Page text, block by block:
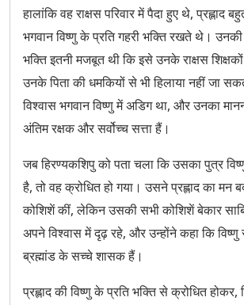
Sakkubai The Simple Devotee
Sant Eknath The Devotee of Lord
Sant Tukaram Ji Devotee of lord Vitthal
Sudama The Poor Brahmin and
Surdas Ji The devotee of lord krishna
The Divine Story of Dariyalal Dada:
and Symbol of Faith
Tulsidas The Poet and Devotee of Rama
हालांकि वह राक्षस परिवार में पैदा हुए थे, प्रह्लाद
भगवान विष्णु के प्रति गहरी भक्ति रखते थे। उनकी
भक्ति इतनी मजबूत थी कि इसे उनके राक्षस
उनके पिता की धमकियों से भी हिलाया नहीं जा
विश्वास भगवान विष्णु में अडिग था, और उनका
अंतिम रक्षक और सर्वोच्च सत्ता हैं।
जब हिरण्यकशिपु को पता चला कि उसका पुत्र
है, तो वह क्रोधित हो गया। उसने प्रह्लाद का मन
कोशिशें कीं, लेकिन उसकी सभी कोशिशें बेकार
अपने विश्वास में दृढ़ रहे, और उन्होंने कहा कि विष्णु
ब्रह्मांड के सच्चे शासक हैं।
प्रह्लाद की विष्णु के प्रति भक्ति से क्रोधित